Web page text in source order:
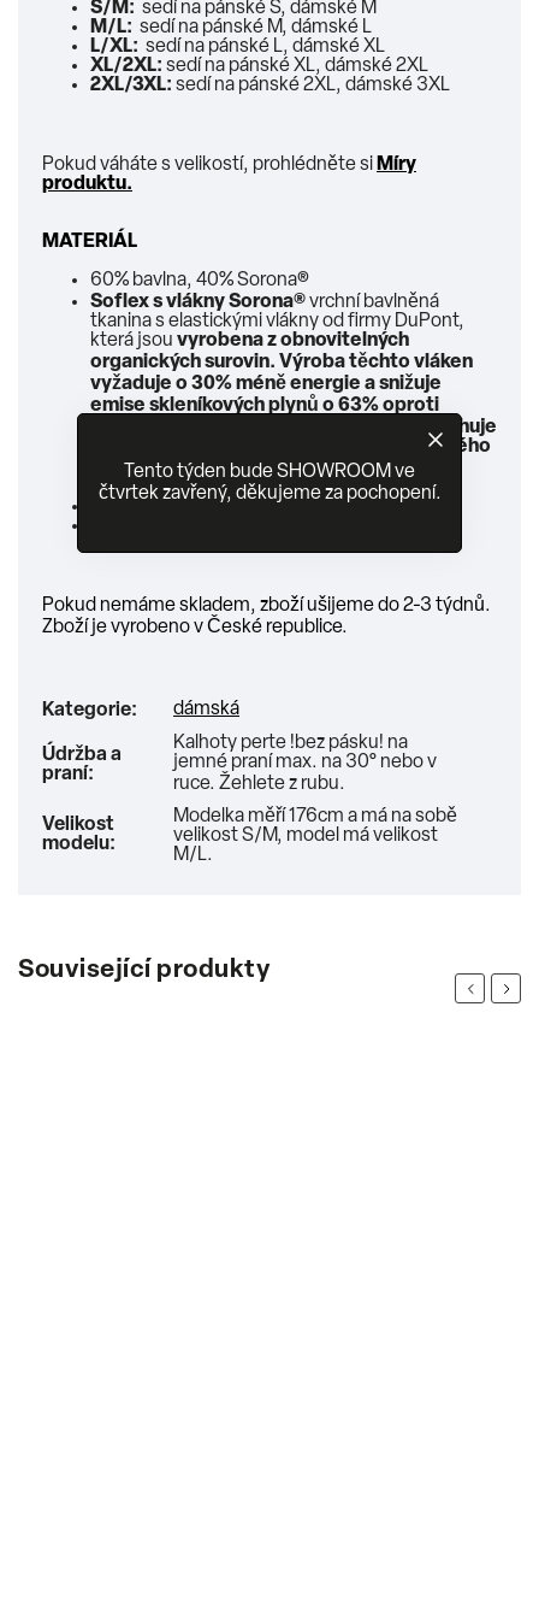
Tento týden bude SHOWROOM ve
čtvrtek zavřený, děkujeme za pochopení.
S/M: sedí na pánské S, dámské M
M/L: sedí na pánské M, dámské L
L/XL: sedí na pánské L, dámské XL
XL/2XL: sedí na pánské XL, dámské 2XL
2XL/3XL: sedí na pánské 2XL, dámské 3XL
Pokud váháte s velikostí, prohlédněte si Míry
produktu.
MATERIÁL
60% bavlna, 40% Sorona®
Soflex s vlákny Sorona®vrchní bavlněná
tkanina s elastickými vlákny od firmy DuPont,
která jsou vyrobena z obnovitelných
organických surovin. Výroba těchto vláken
vyžaduje o 30% méně energie a snižuje
emise skleníkových plynů o 63% oproti
stejnému množství Nylonu. Tkanina obsahuje
40 hmotnostních % materiálu obnovitelného
rostlinného původu.
nepromokavý zip
Pokud nemáme skladem, zboží ušijeme do 2-3 týdnů.
Zboží je vyrobeno v České republice.
Kategorie: dámská
Údržba a
praní:
Kalhoty perte !bez pásku! na
jemné praní max. na 30° nebo v
ruce. Žehlete z rubu.
Velikost
modelu:
Modelka měří 176cm a má na sobě
velikost S/M, model má velikost
M/L.
Související produkty
Previous
Next